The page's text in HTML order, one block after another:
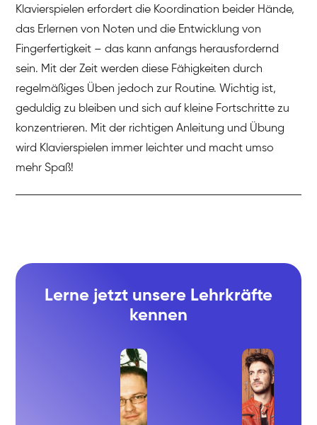
Klavierspielen erfordert die Koordination beider Hände,
das Erlernen von Noten und die Entwicklung von
Fingerfertigkeit – das kann anfangs herausfordernd
sein. Mit der Zeit werden diese Fähigkeiten durch
regelmäßiges Üben jedoch zur Routine. Wichtig ist,
geduldig zu bleiben und sich auf kleine Fortschritte zu
konzentrieren. Mit der richtigen Anleitung und Übung
wird Klavierspielen immer leichter und macht umso
mehr Spaß!
Lerne jetzt unsere Lehrkräfte
kennen